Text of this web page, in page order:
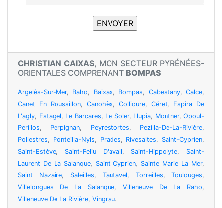
CHRISTIAN CAIXAS, MON SECTEUR PYRÉNÉES-
ORIENTALES COMPRENANT BOMPAS
Argelès-Sur-Mer, Baho, Baixas, Bompas, Cabestany,Calce,
Canet En Roussillon, Canohès, Collioure, Céret, Espira De
L'agly, Estagel, Le Barcares, Le Soler, Llupia, Montner, Opoul-
Perillos, Perpignan, Peyrestortes, Pezilla-De-La-Rivière,
Pollestres, Ponteilla-Nyls, Prades, Rivesaltes, Saint-Cyprien,
Saint-Estève, Saint-Feliu D'avall, Saint-Hippolyte, Saint-
Laurent De La Salanque, Saint Cyprien, Sainte Marie La Mer,
Saint Nazaire, Saleilles, Tautavel, Torreilles, Toulouges,
Villelongues De La Salanque, Villeneuve De La Raho,
Villeneuve De La Rivière, Vingrau.